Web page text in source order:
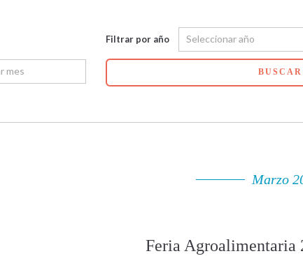
Filtrar por año
BUSCAR
Marzo
Feria Agroalimentaria